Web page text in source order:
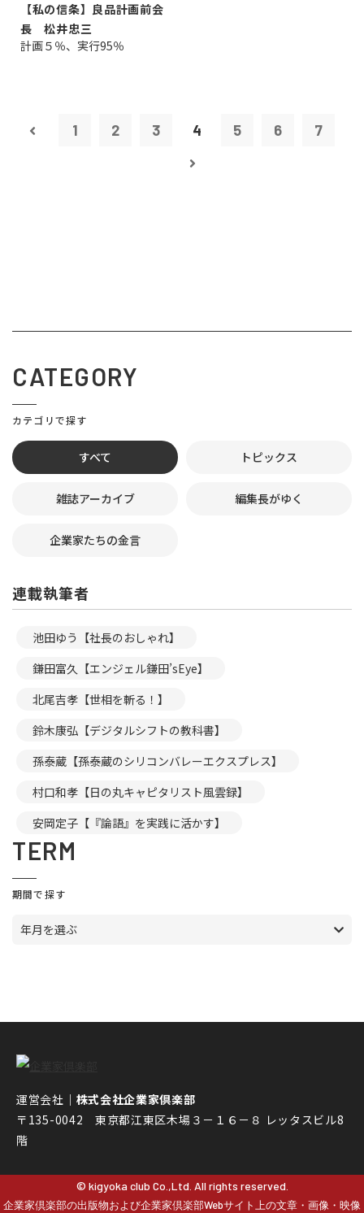
【私の信条】良品計画前会
長 松井忠三
計画５％、実行95％
1 2 3 4 5 6 7
CATEGORY
カテゴリで探す
すべて トピックス
雑誌アーカイブ 編集長がゆく
企業家たちの金言
連載執筆者
池田ゆう【社長のおしゃれ】
鎌田富久【エンジェル鎌田’sEye】
北尾吉孝【世相を斬る！】
鈴木康弘【デジタルシフトの教科書】
孫泰蔵【孫泰蔵のシリコンバレーエクスプレス】
村口和孝【日の丸キャピタリスト風雲録】
安岡定子【『論語』を実践に活かす】
TERM
期間で探す
年月を選ぶ
運営会社｜ 株式会社企業家倶楽部
〒135-0042 東京都江東区木場３－１６－８ レッタスビル8
階
© kigyoka club Co.,Ltd. All rights reserved.
企業家倶楽部の出版物および企業家倶楽部Webサイト上の文章・画像・映像